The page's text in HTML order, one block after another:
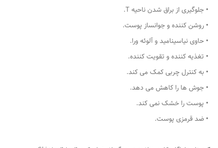
• جلوگیری از براق شدن ناحیه T.
• روشن کننده و جوانساز پوست.
• حاوی نیاسینامید و آلوئه ورا.
• تغذیه کننده و تقویت کننده.
• به کنترل چربی کمک می کند.
• جوش ها را کاهش می دهد.
• پوست را خشک نمی کند.
• ضد قرمزی پوست.